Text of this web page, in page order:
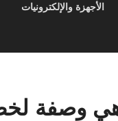
الأجهزة والإلكترونيات
وصفة